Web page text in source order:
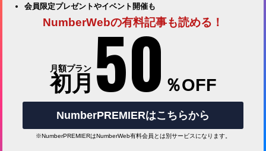
会員限定プレゼントやイベント開催も
NumberWebの有料記事も読める！
月額プラン
初月 50 ％OFF
NumberPREMIERはこちらから
※NumberPREMIERはNumberWeb有料会員とは別サービスになります。